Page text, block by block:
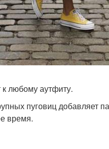
к любому аутфиту.
пуговиц добавляет
время.